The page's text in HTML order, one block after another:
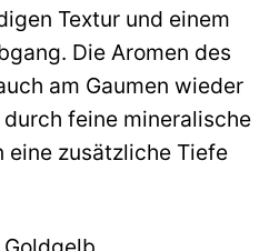
Textur und einem
Die Aromen des
am Gaumen wieder
feine mineralische
eine zusätzliche Tiefe